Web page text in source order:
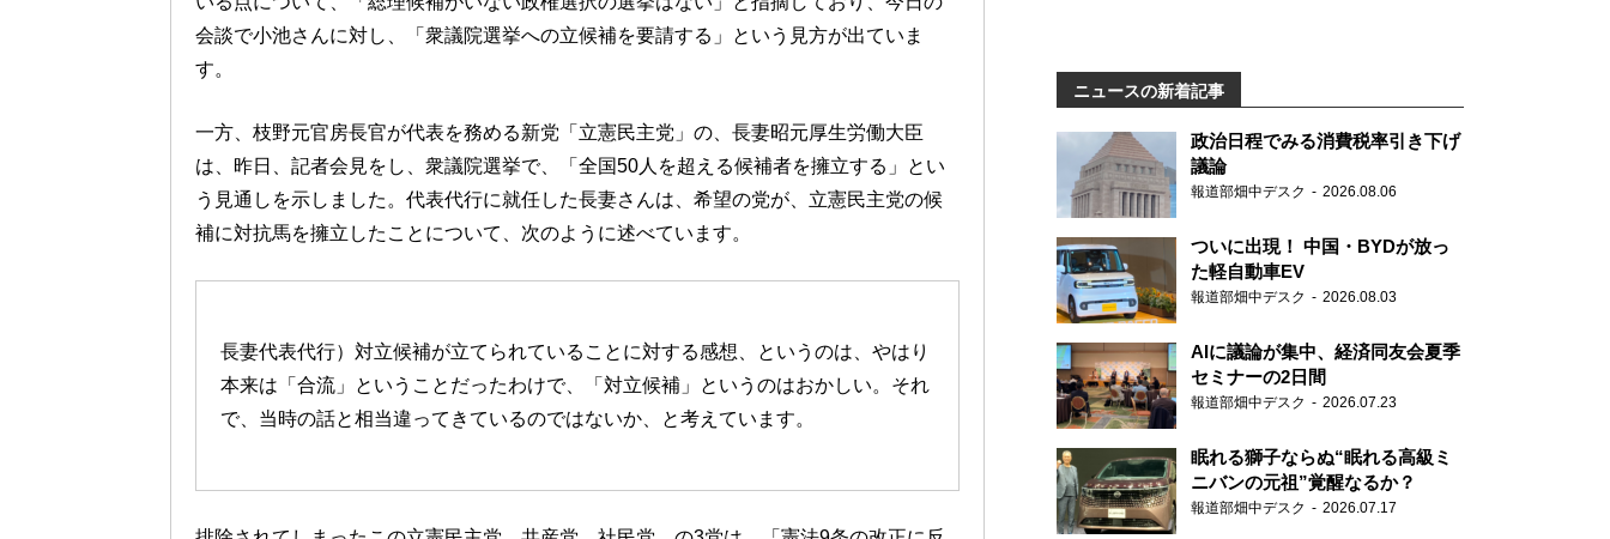
会談で小池さんに対し、「衆議院選挙への立候補を要請する」という見方が出ていま
す。
一方、枝野元官房長官が代表を務める新党「立憲民主党」の、長妻昭元厚生労働大臣
は、昨日、記者会見をし、衆議院選挙で、「全国50人を超える候補者を擁立する」とい
う見通しを示しました。代表代行に就任した長妻さんは、希望の党が、立憲民主党の候
補に対抗馬を擁立したことについて、次のように述べています。
長妻代表代行）対立候補が立てられていることに対する感想、というのは、やはり
本来は「合流」ということだったわけで、「対立候補」というのはおかしい。それ
で、当時の話と相当違ってきているのではないか、と考えています。
ニュースの新着記事
政治日程でみる消費税率引き下げ
議論
報道部畑中デスク 2026.08.06
ついに出現！ 中国・BYDが放っ
た軽自動車EV
報道部畑中デスク 2026.08.03
AIに議論が集中、経済同友会夏季
セミナーの2日間
報道部畑中デスク 2026.07.23
眠れる獅子ならぬ“眠れる高級ミ
ニバンの元祖”覚醒なるか？
報道部畑中デスク 2026.07.17